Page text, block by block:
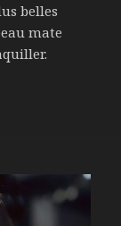
belles
mate
yeux